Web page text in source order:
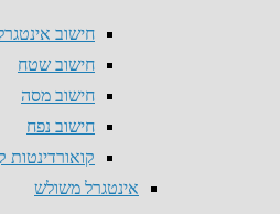
חישוב
חישוב שטח
חישוב מסה
חישוב נפח
קואורדינטות
אינטגרל משולש